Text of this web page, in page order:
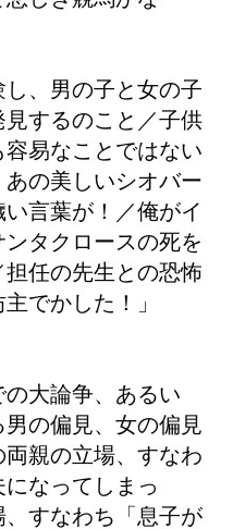
、男の子と女の子
するのこと／子供
易なことではない
の美しいシオバー
言葉が！／俺がイ
タクロースの死を
任の先生との恐怖
でかした！」
大論争、あるい
の偏見、女の偏見
親の立場、すなわ
なってしまっ
すなわち「息子が